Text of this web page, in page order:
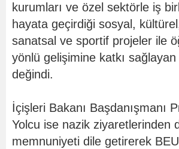
kurumları ve özel sektörle iş
hayata geçirdiği sosyal,
sanatsal ve sportif projeler ile
yönlü gelişimine katkı
değindi.
İçişleri Bakanı Başdanışmanı
Yolcu ise nazik ziyaretlerinden
memnuniyeti dile getirerek